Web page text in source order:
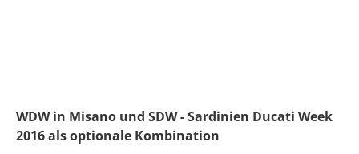
WDW in Misano und SDW - Sardinien Ducati Week
2016 als optionale Kombination